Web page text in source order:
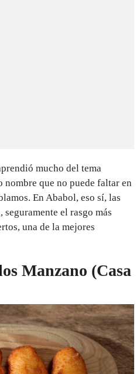
mucho del tema
nombre que no puede faltar en
En Ababol, eso sí, las
, seguramente el rasgo más
una de la mejores
Manzano (Casa